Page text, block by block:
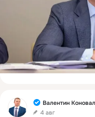
Фид
Валентин
4 авг